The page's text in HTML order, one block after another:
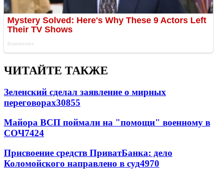
ЧИТАЙТЕ ТАКЖЕ
Зеленский сделал заявление о мирных
переговорах30855
Майора ВСП поймали на "помощи" военному в
СОЧ7424
Присвоение средств ПриватБанка: дело
Коломойского направлено в суд4970